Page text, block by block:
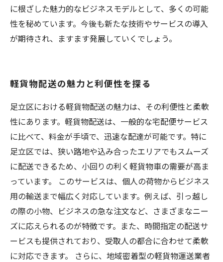
に根ざした魅力的なビジネスモデルとして、多くの可能
性を秘めています。今後も新たな技術やサービスの導入
が期待され、ますます発展していくでしょう。
軽貨物配送の魅力と利便性を探る
足立区における軽貨物配送の魅力は、その利便性と柔軟
性にあります。軽貨物配送は、一般的な宅配便サービス
に比べて、料金が手頃で、迅速な配達が可能です。特に
足立区では、狭い路地や込み合ったエリアでもスムーズ
に配送できるため、小回りの利く軽貨物車の需要が高ま
っています。 このサービスは、個人の荷物からビジネス
用の輸送まで幅広く対応しています。例えば、引っ越し
の際の小物、ビジネスの急な注文など、さまざまなニー
ズに応えられるのが特徴です。また、時間指定の配送サ
ービスも提供されており、受取人の都合に合わせて柔軟
に対応できます。 さらに、地域密着型の軽貨物運送業者